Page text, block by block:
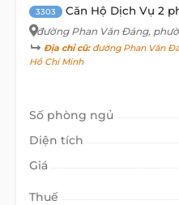
3303 Căn Hộ Dịch Vụ 2
đường Phan Văn Đáng,
Địa chỉ cũ:đường Phan Văn
Hồ Chí Minh
Số phòng ngủ
Diện tích
Giá
Thuế